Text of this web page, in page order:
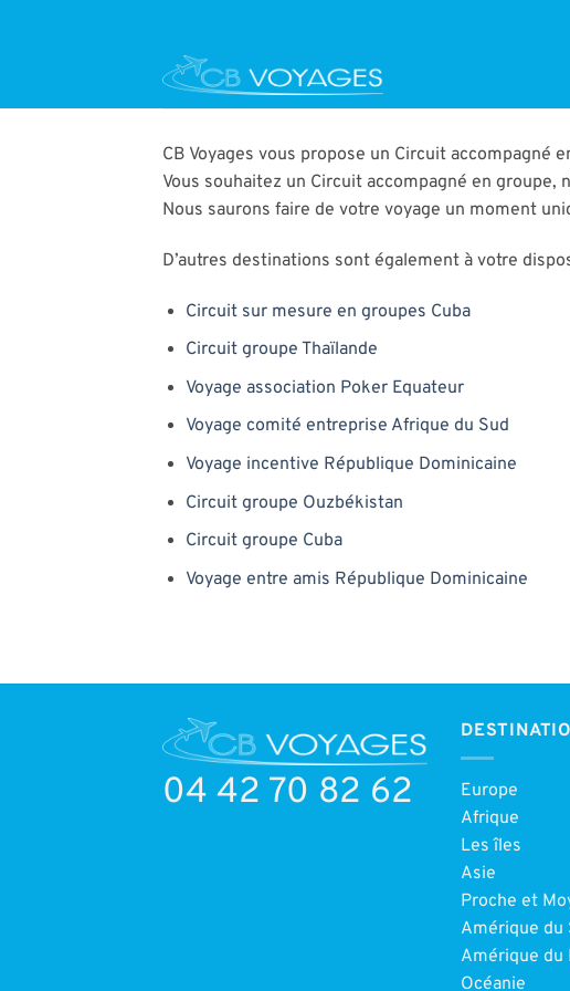
CB Voyages vous propose un Circuit accompagné
Vous souhaitez un Circuit accompagné en
Nous saurons faire de votre voyage un moment
D’autres destinations sont également à votre
Circuit sur mesure en groupes Cuba
Circuit groupe Thaïlande
Voyage association Poker Equateur
Voyage comité entreprise Afrique du Sud
Voyage incentive République Dominicaine
Circuit groupe Ouzbékistan
Circuit groupe Cuba
Voyage entre amis République Dominicaine
04 42 70 82 62
Europe
Afrique
Les îles
Asie
Proche et
Amérique du
Amérique du
Océanie